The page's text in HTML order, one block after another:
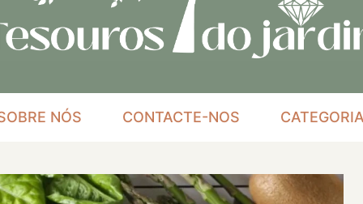
NÓS CONTACTE-NOS